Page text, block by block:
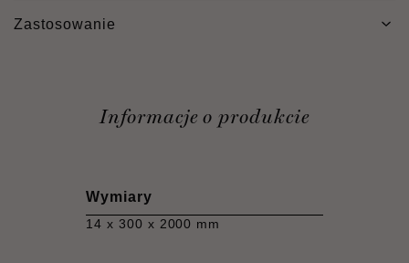
Zastosowanie
Informacje o produkcie
Wymiary
14 x 300 x 2000 mm